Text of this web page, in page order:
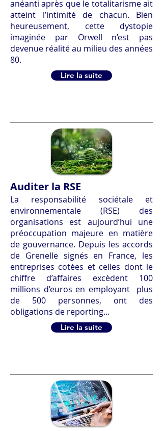
anéanti après que le totalitarisme ait
atteint l’intimité de chacun. Bien
heureusement, cette dystopie
imaginée par Orwell n’est pas
devenue réalité au milieu des années
80.
Lire la suite
Auditer la RSE
La responsabilité sociétale et
environnementale (RSE) des
organisations est aujourd’hui une
préoccupation majeure en matière
de gouvernance. Depuis les accords
de Grenelle signés en France, les
entreprises cotées et celles dont le
chiffre d’affaires excèdent 100
millions d’euros en employant plus
de 500 personnes, ont des
obligations de reporting...
Lire la suite